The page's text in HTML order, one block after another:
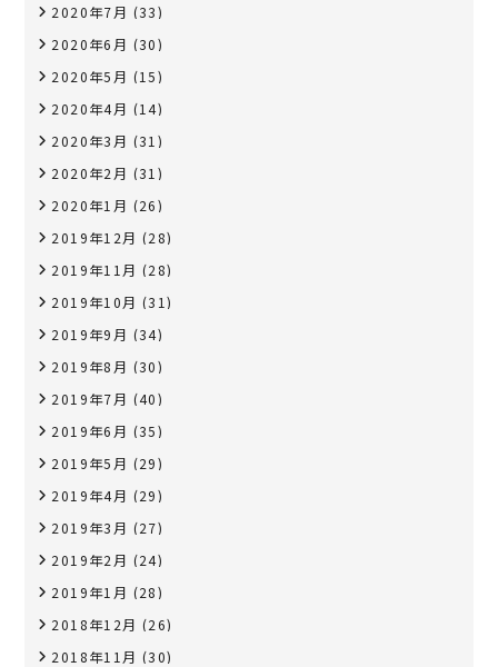
2020年7月 (33)
2020年6月 (30)
2020年5月 (15)
2020年4月 (14)
2020年3月 (31)
2020年2月 (31)
2020年1月 (26)
2019年12月 (28)
2019年11月 (28)
2019年10月 (31)
2019年9月 (34)
2019年8月 (30)
2019年7月 (40)
2019年6月 (35)
2019年5月 (29)
2019年4月 (29)
2019年3月 (27)
2019年2月 (24)
2019年1月 (28)
2018年12月 (26)
2018年11月 (30)